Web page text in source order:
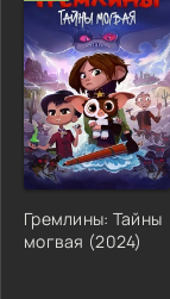
Гремлины: Тайны
могвая (2024)